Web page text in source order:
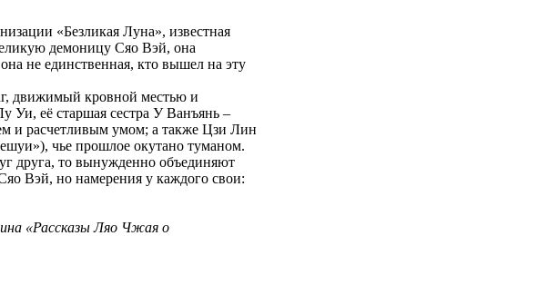
«Безликая Луна», известная
демоницу Сяо Вэй, она
не единственная, кто вышел на эту
движимый кровной местью и
Уи, её старшая сестра У Ванъянь –
и расчетливым умом; а также Цзи Лин
чье прошлое окутано туманом.
друга, то вынужденно объединяют
Вэй, но намерения у каждого свои:
«Рассказы Ляо Чжая о